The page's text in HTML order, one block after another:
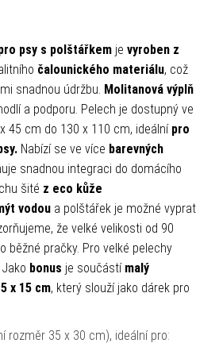
psy s polštářkem je vyroben z
čalounického materiálu, což
snadnou údržbu. Molitanová výplň
a podporu. Pelech je dostupný ve
45 cm do 130 x 110 cm, ideální pro
Nabízí se ve více barevných
snadnou integraci do domácího
šité z eco kůže
vodou a polštářek je možné vyprat
že velké velikosti od 90
běžné pračky. Pro velké pelechy
bonus je součástí malý
x 15 cm, který slouží jako dárek pro
rozměr 35 x 30 cm), ideální pro: